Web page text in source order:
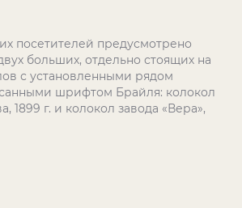
посетителей предусмотрено
больших, отдельно стоящих на
с установленными рядом
шрифтом Брайля: колокол
1899 г. и колокол завода «Вера»,